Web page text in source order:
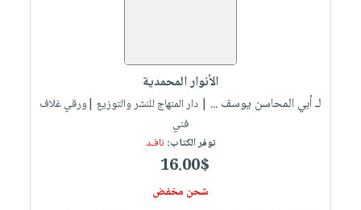
الأنوار المحمدية
لـ أبي المحاسن يوسف ... | دار المنهاج للنشر والتوزيع |ورقي غلاف
فني
توفر الكتاب: نافـد
16.00$
شحن مخفض